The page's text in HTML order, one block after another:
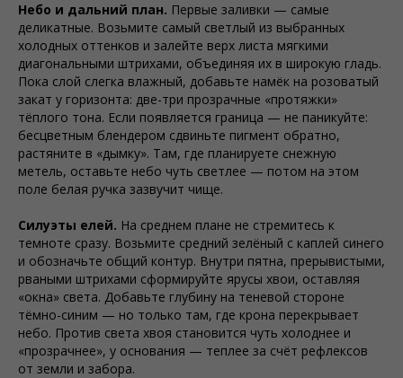
Небо и дальний план. Первые заливки — самые
деликатные. Возьмите самый светлый из выбранных
холодных оттенков и залейте верх листа мягкими
диагональными штрихами, объединяя их в широкую гладь.
Пока слой слегка влажный, добавьте намёк на розоватый
закат у горизонта: две-три прозрачные «протяжки»
тёплого тона. Если появляется граница — не паникуйте:
бесцветным блендером сдвиньте пигмент обратно,
растяните в «дымку». Там, где планируете снежную
метель, оставьте небо чуть светлее — потом на этом
поле белая ручка зазвучит чище.
Силуэты елей. На среднем плане не стремитесь к
темноте сразу. Возьмите средний зелёный с каплей синего
и обозначьте общий контур. Внутри пятна, прерывистыми,
рваными штрихами сформируйте ярусы хвои, оставляя
«окна» света. Добавьте глубину на теневой стороне
тёмно-синим — но только там, где крона перекрывает
небо. Против света хвоя становится чуть холоднее и
«прозрачнее», у основания — теплее за счёт рефлексов
от земли и забора.